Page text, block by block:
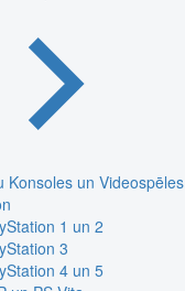
Konsoles un Videospēles
1 un 2
3
4 un 5